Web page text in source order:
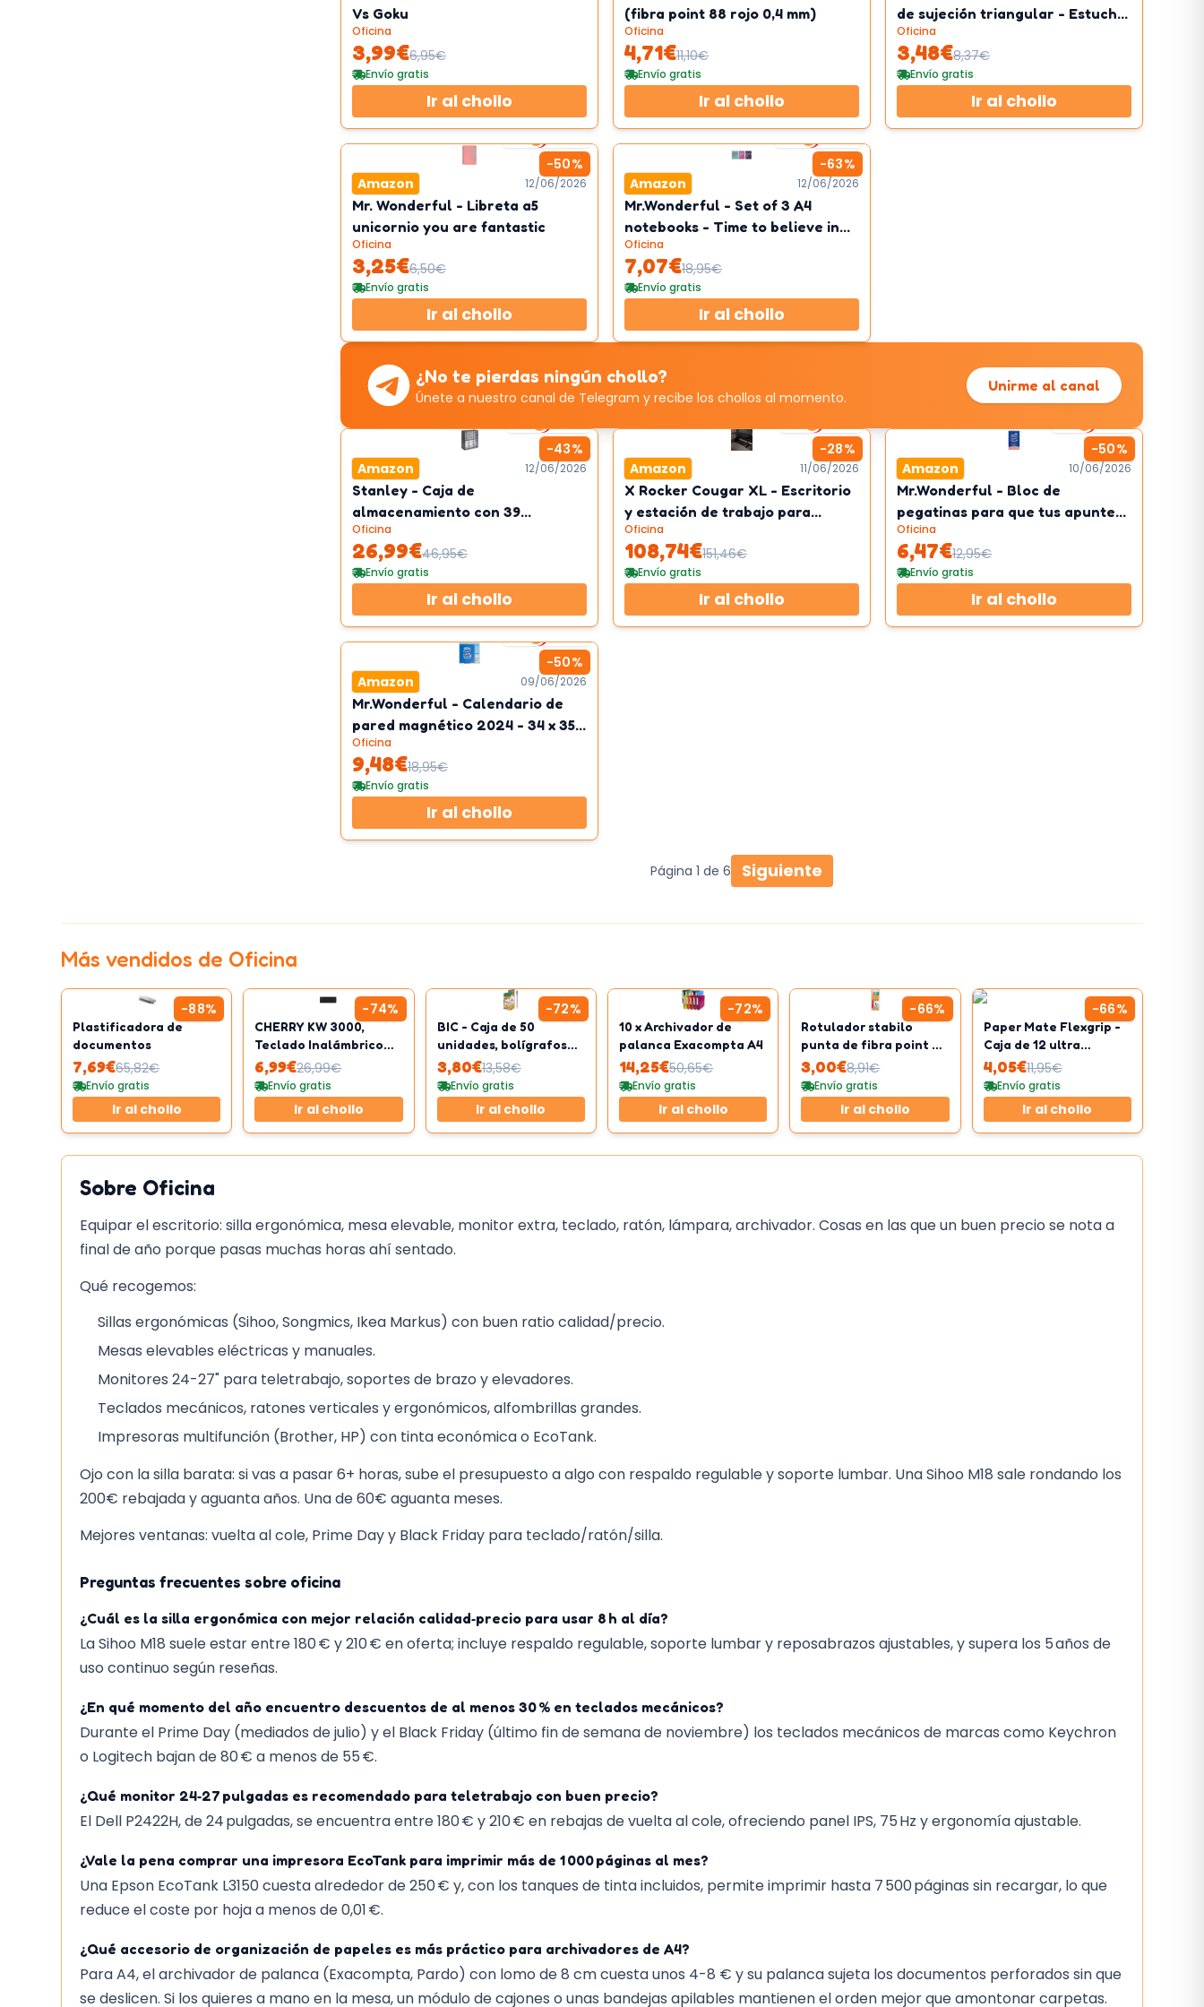
Vs Goku
Oficina
3,99€6,95€
Envío gratis
Ir al chollo
(fibra point 88 rojo 0,4 mm)
Oficina
4,71€11,10€
Envío gratis
Ir al chollo
de sujeción triangular - Estuche
con 24 colores
Oficina
3,48€8,37€
Envío gratis
Ir al chollo
-50%
2km/h
Amazon 12/06/2026
Mr. Wonderful - Libreta a5
unicornio you are fantastic
Oficina
3,25€6,50€
Envío gratis
Ir al chollo
-63%
2km/h
Amazon 12/06/2026
Mr.Wonderful - Set of 3 A4
notebooks - Time to believe in
you
Oficina
7,07€18,95€
Envío gratis
Ir al chollo
¿No te pierdas ningún chollo?
Únete a nuestro canal de Telegram y recibe los chollos al momento.
Unirme al canal
-43%
Amazon 12/06/2026
Stanley - Caja de
almacenamiento con 39
compartimentos
Oficina
26,99€46,95€
Envío gratis
Ir al chollo
-28%
Amazon 11/06/2026
X Rocker Cougar XL - Escritorio
y estación de trabajo para
juegos de altura ajustable
Oficina
108,74€151,46€
Envío gratis
Ir al chollo
-50%
Amazon 10/06/2026
Mr.Wonderful - Bloc de
pegatinas para que tus apuntes
sean lo más de lo más
Oficina
6,47€12,95€
Envío gratis
Ir al chollo
-50%
3km/h
Amazon 09/06/2026
Mr.Wonderful - Calendario de
pared magnético 2024 - 34 x 35 x
0,5
Oficina
9,48€18,95€
Envío gratis
Ir al chollo
Página 1 de 6 Siguiente
Más vendidos de Oficina
-88%
Plastificadora de
documentos
7,69€65,82€
Envío gratis
Ir al chollo
-74%
CHERRY KW 3000,
Teclado Inalámbrico
con Teclado Numérico,
Distribución de
Teclado Español
(QWERTY),
Radiofrecuencia de 2,4
GHz, Teclas
6,99€26,99€
Envío gratis
Ir al chollo
-72%
BIC - Caja de 50
unidades, bolígrafos
punta media 1.0 mm,
color verde
3,80€13,58€
Envío gratis
Ir al chollo
-72%
10 x Archivador de
palanca Exacompta A4
14,25€50,65€
Envío gratis
Ir al chollo
-66%
Rotulador stabilo
punta de fibra point 88
estuche de 8 colores
surtidos pastel
3,00€8,91€
Envío gratis
Ir al chollo
-66%
Paper Mate Flexgrip -
Caja de 12 ultra
bolígrafos retráctiles
4,05€11,95€
Envío gratis
Ir al chollo
Sobre Oficina
Equipar el escritorio: silla ergonómica, mesa elevable, monitor extra, teclado, ratón, lámpara, archivador. Cosas en las que un buen precio se nota a
final de año porque pasas muchas horas ahí sentado.
Qué recogemos:
Sillas ergonómicas (Sihoo, Songmics, Ikea Markus) con buen ratio calidad/precio.
Mesas elevables eléctricas y manuales.
Monitores 24-27" para teletrabajo, soportes de brazo y elevadores.
Teclados mecánicos, ratones verticales y ergonómicos, alfombrillas grandes.
Impresoras multifunción (Brother, HP) con tinta económica o EcoTank.
Ojo con la silla barata: si vas a pasar 6+ horas, sube el presupuesto a algo con respaldo regulable y soporte lumbar. Una Sihoo M18 sale rondando los
200€ rebajada y aguanta años. Una de 60€ aguanta meses.
Mejores ventanas: vuelta al cole, Prime Day y Black Friday para teclado/ratón/silla.
Preguntas frecuentes sobre oficina
¿Cuál es la silla ergonómica con mejor relación calidad‑precio para usar 8 h al día?
La Sihoo M18 suele estar entre 180 € y 210 € en oferta; incluye respaldo regulable, soporte lumbar y reposabrazos ajustables, y supera los 5 años de
uso continuo según reseñas.
¿En qué momento del año encuentro descuentos de al menos 30 % en teclados mecánicos?
Durante el Prime Day (mediados de julio) y el Black Friday (último fin de semana de noviembre) los teclados mecánicos de marcas como Keychron
o Logitech bajan de 80 € a menos de 55 €.
¿Qué monitor 24‑27 pulgadas es recomendado para teletrabajo con buen precio?
El Dell P2422H, de 24 pulgadas, se encuentra entre 180 € y 210 € en rebajas de vuelta al cole, ofreciendo panel IPS, 75 Hz y ergonomía ajustable.
¿Vale la pena comprar una impresora EcoTank para imprimir más de 1 000 páginas al mes?
Una Epson EcoTank L3150 cuesta alrededor de 250 € y, con los tanques de tinta incluidos, permite imprimir hasta 7 500 páginas sin recargar, lo que
reduce el coste por hoja a menos de 0,01 €.
¿Qué accesorio de organización de papeles es más práctico para archivadores de A4?
Para A4, el archivador de palanca (Exacompta, Pardo) con lomo de 8 cm cuesta unos 4-8 € y su palanca sujeta los documentos perforados sin que
se deslicen. Si los quieres a mano en la mesa, un módulo de cajones o unas bandejas apilables mantienen el orden mejor que amontonar carpetas.